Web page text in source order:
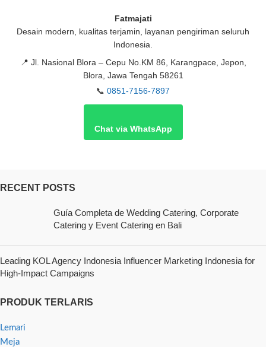
Fatmajati
Desain modern, kualitas terjamin, layanan pengiriman seluruh
Indonesia.
📍 Jl. Nasional Blora – Cepu No.KM 86, Karangpace, Jepon,
Blora, Jawa Tengah 58261
📞 0851-7156-7897
Chat via WhatsApp
RECENT POSTS
Guía Completa de Wedding Catering, Corporate
Catering y Event Catering en Bali
Leading KOL Agency Indonesia Influencer Marketing Indonesia for
High-Impact Campaigns
PRODUK TERLARIS
Lemari
Meja